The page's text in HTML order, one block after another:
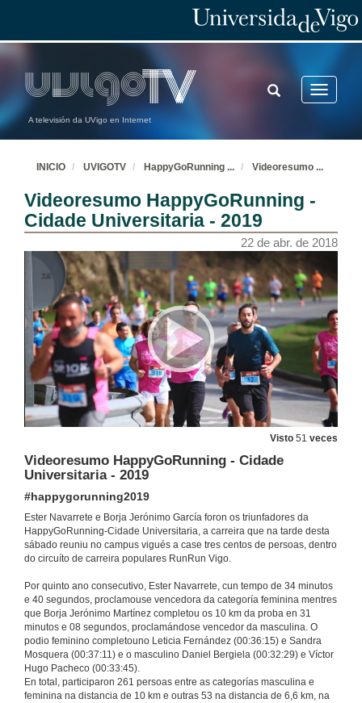
A televisión da UVigo en Internet
Toggle
TOGGLE
SEARCH
INICIO UVIGOTV HappyGoRunning ... Videoresumo ...
Videoresumo HappyGoRunning -
Cidade Universitaria - 2019
22 de abr. de 2018
Visto 51 veces
Videoresumo HappyGoRunning - Cidade
Universitaria - 2019
#happygorunning2019
Ester Navarrete e Borja Jerónimo García foron os triunfadores da
HappyGoRunning-Cidade Universitaria, a carreira que na tarde desta
sábado reuniu no campus vigués a case tres centos de persoas, dentro
do circuíto de carreira populares RunRun Vigo.
Por quinto ano consecutivo, Ester Navarrete, cun tempo de 34 minutos
e 40 segundos, proclamouse vencedora da categoría feminina mentres
que Borja Jerónimo Martínez completou os 10 km da proba en 31
minutos e 08 segundos, proclamándose vencedor da masculina. O
podio feminino completouno Leticia Fernández (00:36:15) e Sandra
Mosquera (00:37:11) e o masculino Daniel Bergiela (00:32:29) e Víctor
Hugo Pacheco (00:33:45).
En total, participaron 261 persoas entre as categorías masculina e
feminina na distancia de 10 km e outras 53 na distancia de 6,6 km, na